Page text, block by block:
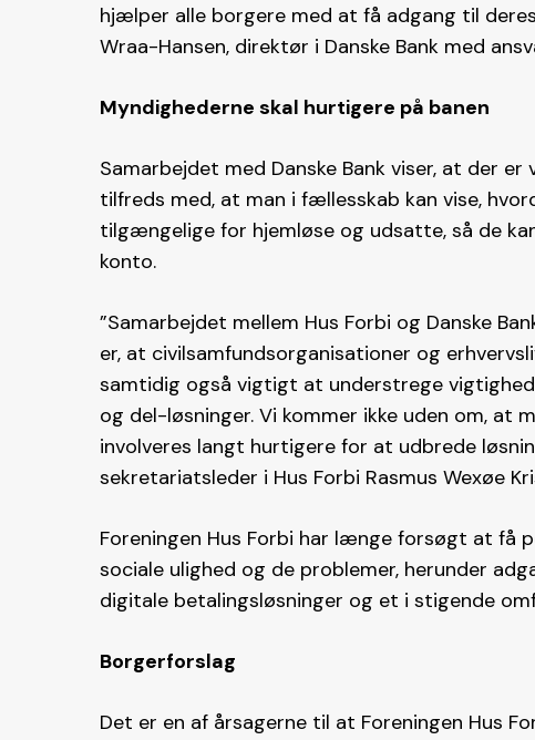
hjælper alle borgere med at få adgang til
Wraa-Hansen, direktør i Danske Bank med
Myndighederne skal hurtigere på banen
Samarbejdet med Danske Bank viser, at der
tilfreds med, at man i fællesskab kan vise,
tilgængelige for hjemløse og udsatte, så de
konto.
”Samarbejdet mellem Hus Forbi og Danske
er, at civilsamfundsorganisationer og
samtidig også vigtigt at understrege
og del-løsninger. Vi kommer ikke uden om, at
involveres langt hurtigere for at udbrede
sekretariatsleder i Hus Forbi Rasmus Wexøe
Foreningen Hus Forbi har længe forsøgt at
sociale ulighed og de problemer, herunder
digitale betalingsløsninger og et i stigende
Borgerforslag
Det er en af årsagerne til at Foreningen Hus